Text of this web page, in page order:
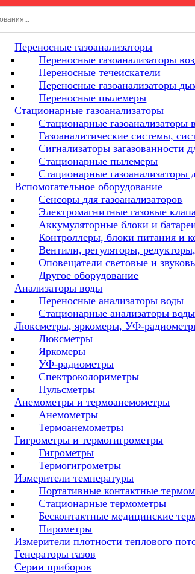
Переносные газоанализаторы
Переносные газоанализаторы
Переносные течеискатели
Переносные газоанализаторы
Переносные пылемеры
Стационарные газоанализаторы
Стационарные газоанализаторы
Газоаналитические системы,
Сигнализаторы загазованности
Стационарные пылемеры
Стационарные газоанализаторы
Вспомогательное оборудование
Сенсоры для газоанализаторов
Электромагнитные газовые
Аккумуляторные блоки и
Контроллеры, блоки питания и
Вентили, регуляторы,
Оповещатели световые и
Другое оборудование
Анализаторы воды
Переносные анализаторы воды
Стационарные анализаторы воды
Люксметры, яркомеры, УФ-
Люксметры
Яркомеры
УФ-радиометры
Спектроколориметры
Пульсметры
Анемометры и термоанемометры
Анемометры
Термоанемометры
Гигрометры и термогигрометры
Гигрометры
Термогигрометры
Измерители температуры
Портативные контактные
Стационарные термометры
Бесконтактные медицинские
Пирометры
Измерители плотности теплового
Генераторы газов
Серии приборов